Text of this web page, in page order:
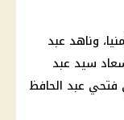
وناهد عبد
سيد عبد
فتحي عبد الحافظ